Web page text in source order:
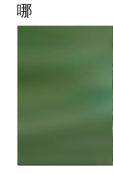
哪